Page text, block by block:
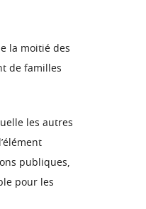
la moitié des
de familles
les autres
publiques,
pour les